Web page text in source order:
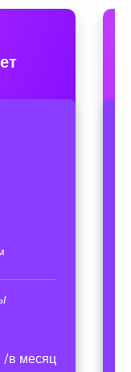
/в месяц